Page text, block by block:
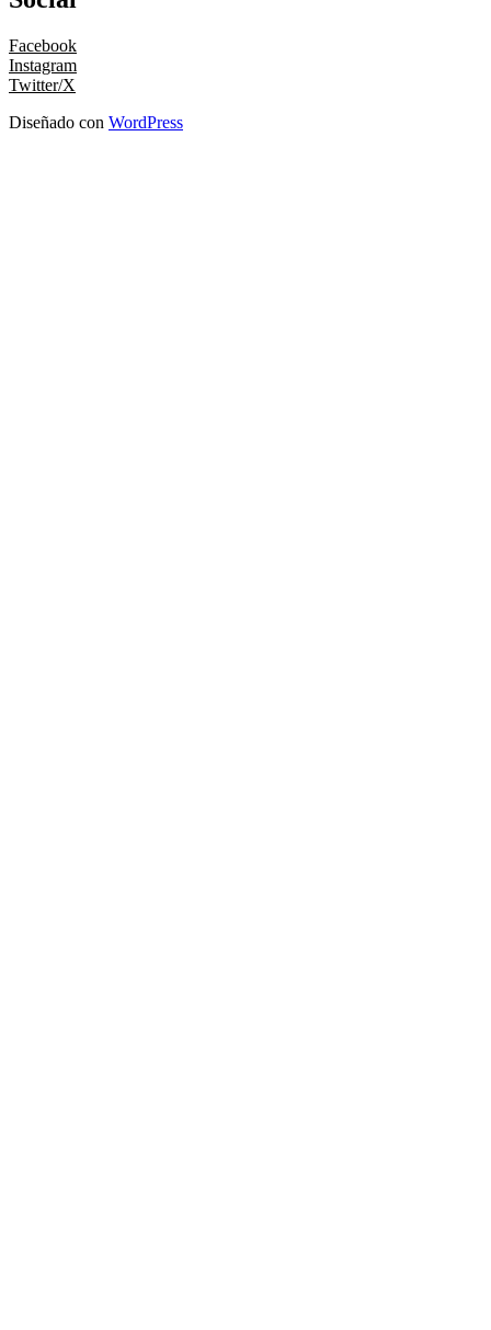
Facebook
Instagram
Twitter/X
Diseñado con WordPress